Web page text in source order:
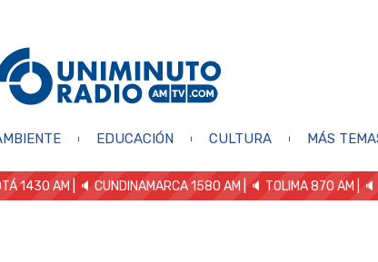
EDUCACIÓN CULTURA MÁS
1430 AM | 🔈 CUNDINAMARCA 1580 AM | 🔈 TOLIMA 870 AM |